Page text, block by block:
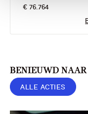
€ 76.764
BENIEUWD
ALLE ACTIES